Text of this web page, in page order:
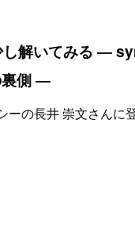
解いてみる ―
裏側 ―
ーの長井 崇文さんに